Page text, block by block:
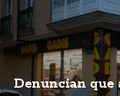
Denuncian que